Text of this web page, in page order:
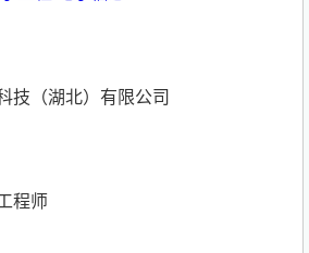
技（湖北）有限公司
程师